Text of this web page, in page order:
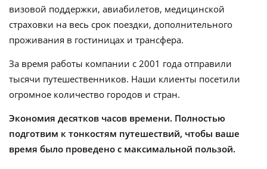
визовой поддержки, авиабилетов, медицинской
страховки на весь срок поездки, дополнительного
проживания в гостиницах и трансфера.
За время работы компании с 2001 года отправили
тысячи путешественников. Наши клиенты посетили
огромное количество городов и стран.
Экономия десятков часов времени. Полностью
подготвим к тонкостям путешествий, чтобы ваше
время было проведено с максимальной пользой.